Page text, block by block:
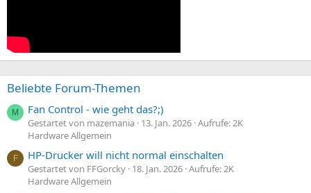
Beliebte Forum-Themen
M Fan Control - wie geht das?;)
Gestartet von mazemania 13. Jan. 2026 Aufrufe: 2K
Hardware Allgemein
F HP-Drucker will nicht normal einschalten
Gestartet von FFGorcky 18. Jan. 2026 Aufrufe: 2K
Hardware Allgemein